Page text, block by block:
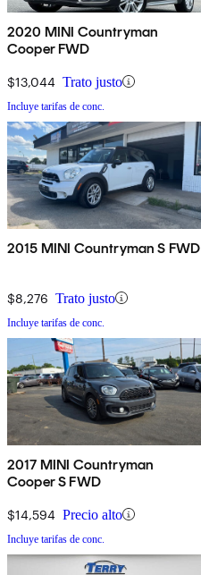
2020 MINI Countryman
Cooper FWD
$13,044 Trato justo
Incluye tarifas de conc.
2015 MINI Countryman S FWD
$8,276 Trato justo
Incluye tarifas de conc.
2017 MINI Countryman
Cooper S FWD
$14,594 Precio alto
Incluye tarifas de conc.